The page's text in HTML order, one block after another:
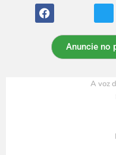
Anuncie no
A voz